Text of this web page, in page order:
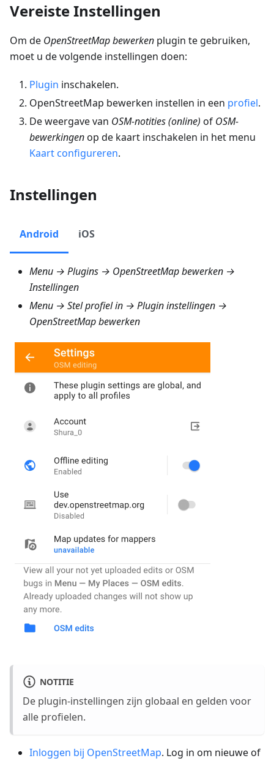
Vereiste Instellingen
Om de OpenStreetMap bewerken plugin te gebruiken,
moet u de volgende instellingen doen:
Plugin inschakelen.
OpenStreetMap bewerken instellen in een profiel.
De weergave van OSM-notities (online) of OSM-
bewerkingenop de kaart inschakelen in het menu
Kaart configureren.
Instellingen
Android iOS
Menu → Plugins → OpenStreetMap bewerken →
Instellingen
Menu → Stel profiel in → Plugin instellingen →
OpenStreetMap bewerken
NOTITIE
De plugin-instellingen zijn globaal en gelden voor
alle profielen.
Inloggen bij OpenStreetMap. Log in om nieuwe of